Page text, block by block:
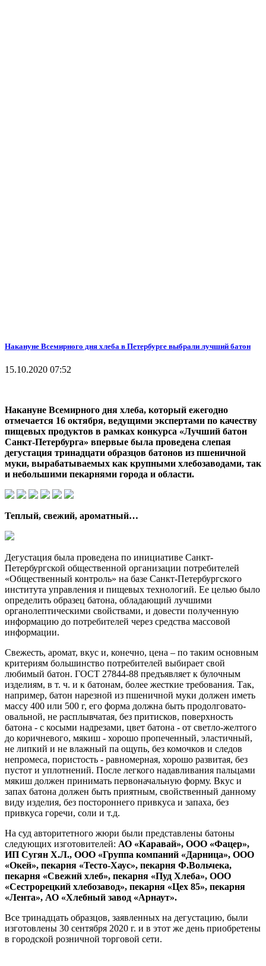
Накануне Всемирного дня хлеба в Петербурге выбрали лучший батон
15.10.2020 07:52
Накануне Всемирного дня хлеба, который ежегодно
отмечается 16 октября, ведущими экспертами по качеству
пищевых продуктов в рамках конкурса «Лучший батон
Санкт-Петербурга» впервые была проведена слепая
дегустация тринадцати образцов батонов из пшеничной
муки, вырабатываемых как крупными хлебозаводами, так
и небольшими пекарнями города и области.
Теплый, свежий, ароматный…
Дегустация была проведена по инициативе Санкт-
Петербургской общественной организации потребителей
«Общественный контроль» на базе Санкт-Петербургского
института управления и пищевых технологий. Ее целью было
определить образец батона, обладающий лучшими
органолептическими свойствами, и довести полученную
информацию до потребителей через средства массовой
информации.
Свежесть, аромат, вкус и, конечно, цена – по таким основным
критериям большинство потребителей выбирает свой
любимый батон. ГОСТ 27844-88 предъявляет к булочным
изделиям, в т. ч. и к батонам, более жесткие требования. Так,
например, батон нарезной из пшеничной муки должен иметь
массу 400 или 500 г, его форма должна быть продолговато-
овальной, не расплывчатая, без притисков, поверхность
батона - с косыми надрезами, цвет батона - от светло-желтого
до ко­ричневого, мякиш - хорошо пропеченный, эластичный,
не липкий и не влажный па ощупь, без комочков и следов
непромеса, пористость - равномерная, хорошо развитая, без
пустот и уплотнений. После легкого надавливания пальцами
мякиш должен принимать первоначальную форму. Вкус и
запах батона должен быть приятным, свойственный данному
виду изделия, без постороннего привкуса и запаха, без
привкуса горечи, соли и т.д.
На суд авторитетного жюри были представлены батоны
следующих изготовителей: АО «Каравай», ООО «Фацер»,
ИП Сугян Х.Л., ООО «Группа компаний «Дарница», ООО
«Окей», пекарня «Тесто-Хаус», пекарня Ф.Вольчека,
пекарня «Свежий хлеб», пекарня «Пуд Хлеба», ООО
«Сестрорецкий хлебозавод», пекарня «Цех 85», пекарня
«Лента», АО «Хлебный завод «Арнаут».
Все тринадцать образцов, заявленных на дегустацию, были
изготовлены 30 сентября 2020 г. и в этот же день приобретены
в городской розничной торговой сети.